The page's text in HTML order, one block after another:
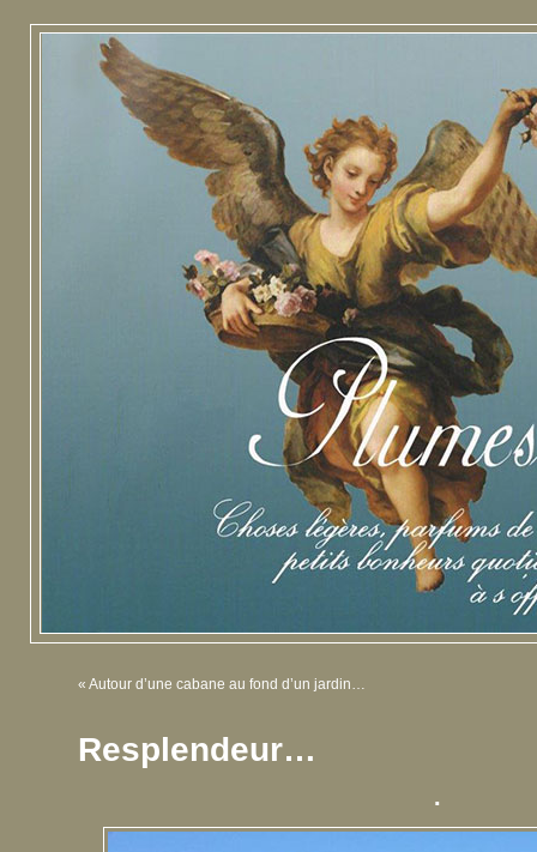
« Autour d’une cabane au fond d’un jardin…
Resplendeur…
.